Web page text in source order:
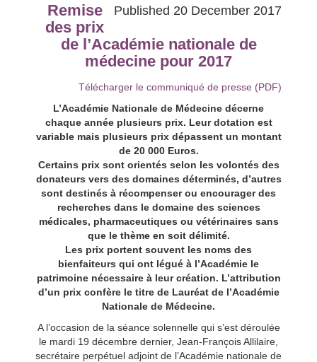
Published 20 December 2017
Remise
des prix
de l’Académie nationale de
médecine pour 2017
Télécharger le communiqué de presse (PDF)
L’Académie Nationale de Médecine décerne
chaque année plusieurs prix. Leur dotation est
variable mais plusieurs prix dépassent un montant
de 20 000 Euros.
Certains prix sont orientés selon les volontés des
donateurs vers des domaines déterminés, d’autres
sont destinés à récompenser ou encourager des
recherches dans le domaine des sciences
médicales, pharmaceutiques ou vétérinaires sans
que le thème en soit délimité.
Les prix portent souvent les noms des
bienfaiteurs qui ont légué à l’Académie le
patrimoine nécessaire à leur création. L’attribution
d’un prix confère le titre de Lauréat de l’Académie
Nationale de Médecine.
A l’occasion de la séance solennelle qui s’est déroulée
le mardi 19 décembre dernier, Jean-François Allilaire,
secrétaire perpétuel adjoint de l’Académie nationale de